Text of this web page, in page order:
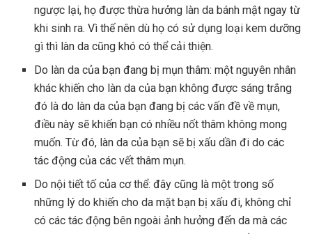
ngược lại, họ được thừa hưởng làn da bánh mật ngay từ
khi sinh ra. Vì thế nên dù họ có sử dụng loại kem dưỡng
gì thì làn da cũng khó có thể cải thiện.
Do làn da của bạn đang bị mụn thâm: một nguyên nhân
khác khiến cho làn da của bạn không được sáng trắng
đó là do làn da của bạn đang bị các vấn đề về mụn,
điều này sẽ khiến bạn có nhiều nốt thâm không mong
muốn. Từ đó, làn da của bạn sẽ bị xấu dần đi do các
tác động của các vết thâm mụn.
Do nội tiết tố của cơ thể: đây cũng là một trong số
những lý do khiến cho da mặt bạn bị xấu đi, không chỉ
có các tác động bên ngoài ảnh hưởng đến da mà các